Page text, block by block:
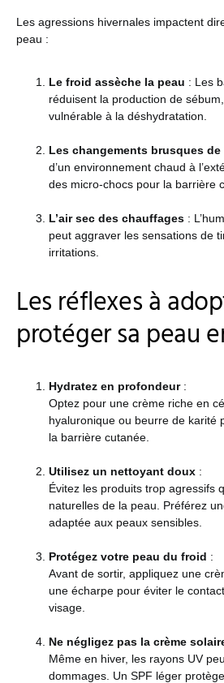
Les agressions hivernales impactent
peau :
Le froid assèche la peau : Les
réduisent la production de
vulnérable à la déshydratation.
Les changements brusques de
d’un environnement chaud à
des micro-chocs pour la barrière
L’air sec des chauffages :
peut aggraver les sensations de
irritations.
Les réflexes à
protéger sa peau
Hydratez en profondeur:
Optez pour une crème riche en
hyaluronique ou beurre de karité
la barrière cutanée.
Utilisez un nettoyant doux :
Évitez les produits trop agressifs
naturelles de la peau. Préférez
adaptée aux peaux sensibles.
Protégez votre peau du froid :
Avant de sortir, appliquez une
une écharpe pour éviter le
visage.
Ne négligez pas la crème
Même en hiver, les rayons UV
dommages. Un SPF léger